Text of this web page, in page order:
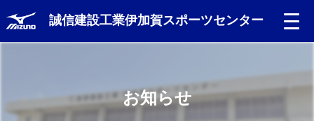
誠信建設工業伊加賀スポーツセンター
日本語
お知らせ